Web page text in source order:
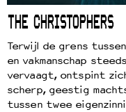
THE CHRISTOPHERS
Terwijl de grens
en vakmanschap
vervaagt, ontspint
scherp, geestig
tussen twee